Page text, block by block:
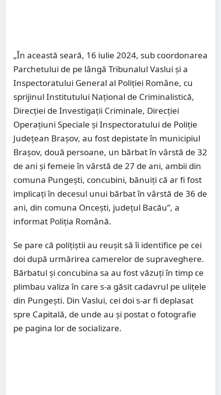
„În această seară, 16 iulie 2024, sub coordonarea
Parchetului de pe lângă Tribunalul Vaslui şi a
Inspectoratului General al Poliţiei Române, cu
sprijinul Institutului Naţional de Criminalistică,
Direcţiei de Investigaţii Criminale, Direcţiei
Operaţiuni Speciale şi Inspectoratului de Poliţie
Judeţean Braşov, au fost depistate în municipiul
Braşov, două persoane, un bărbat în vârstă de 32
de ani şi femeie în vârstă de 27 de ani, ambii din
comuna Pungeşti, concubini, bănuiţi că ar fi fost
implicaţi în decesul unui bărbat în vârstă de 36 de
ani, din comuna Onceşti, judeţul Bacău”, a
informat Poliţia Română.
Se pare că polițiștii au reușit să îi identifice pe cei
doi după urmărirea camerelor de supraveghere.
Bărbatul și concubina sa au fost văzuți în timp ce
plimbau valiza în care s-a găsit cadavrul pe ulițele
din Pungești. Din Vaslui, cei doi s-ar fi deplasat
spre Capitală, de unde au și postat o fotografie
pe pagina lor de socializare.